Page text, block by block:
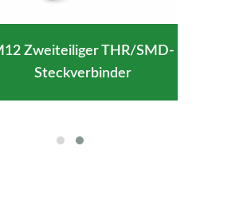
Zweiteiliger THR/SMD-
Steckverbinder